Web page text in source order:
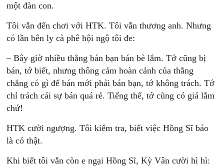
một đàn con.
Tôi vẫn đến chơi với HTK. Tôi vẫn thương anh. Nhưng
có lần bên ly cà phê hội ngộ tôi đe:
– Bây giờ nhiều thằng bán bạn bán bè lắm. Tớ cũng bị
bán, tớ biết, nhưng thông cảm hoàn cảnh của thằng
chẳng có gì để bán mới phải bán bạn, tớ không trách. Tớ
chỉ trách cái sự bán quá rẻ. Tiếng thế, tớ cũng có giá lắm
chứ!
HTK cười ngượng. Tôi kiểm tra, biết việc Hồng Sĩ báo
là có thật.
Khi biết tôi vẫn còn e ngại Hồng Sĩ, Kỳ Vân cười hì hì: